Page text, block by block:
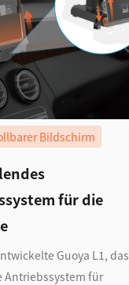
Bildschirm
für die
Guoya L1, das
für